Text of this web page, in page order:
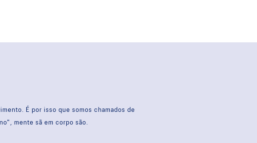
É por isso que somos chamados de
mente sã em corpo são.